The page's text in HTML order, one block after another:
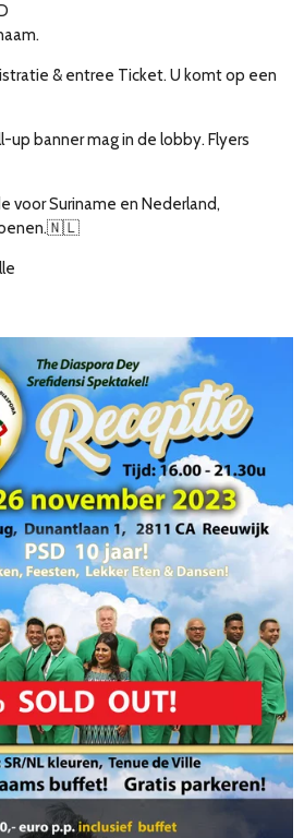
& entree Ticket. U komt op een
banner mag in de lobby. Flyers
Suriname en Nederland,